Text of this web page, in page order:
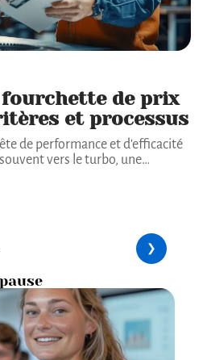
de prix
et processus
de performance et d'efficacité
vers le turbo, une…